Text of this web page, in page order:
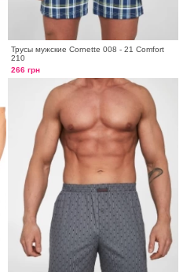
Трусы мужские Cornette 008 - 21 Comfort
210
266 грн